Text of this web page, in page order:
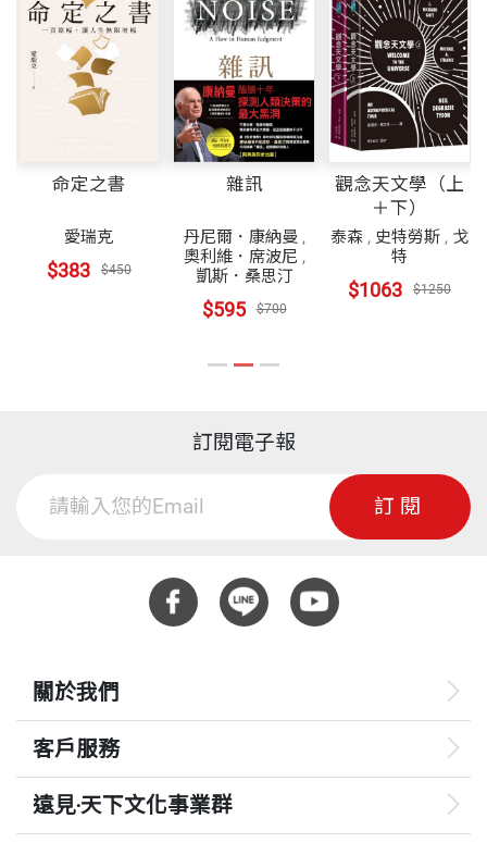
命定之書
愛瑞克
$383 $450
雜訊
丹尼爾．康納曼,
奧利維．席波尼,
凱斯．桑思汀
$595 $700
觀念天文學（上
＋下）
泰森, 史特勞斯, 戈
特
$1063 $1250
訂閱電子報
訂閱
關於我們
客戶服務
遠見‧天下文化事業群